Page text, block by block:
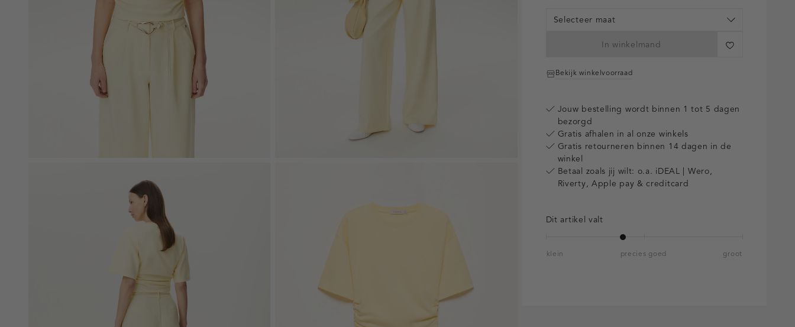
Selecteer maat
In winkelmand
Bekijk winkelvoorraad
Jouw bestelling wordt binnen 1 tot 5 dagen
bezorgd
Gratis afhalen in al onze winkels
Gratis retourneren binnen 14 dagen in de
winkel
Betaal zoals jij wilt: o.a. iDEAL | Wero,
Riverty, Apple pay & creditcard
Dit artikel valt
klein precies goed groot